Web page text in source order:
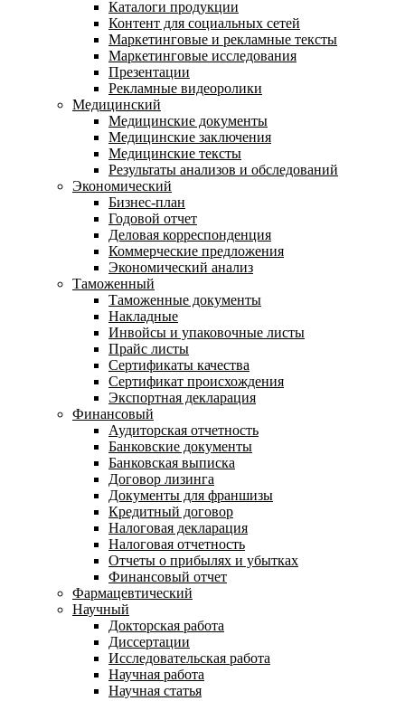
Каталоги продукции
Контент для социальных сетей
Маркетинговые и рекламные тексты
Маркетинговые исследования
Презентации
Рекламные видеоролики
Медицинский
Медицинские документы
Медицинские заключения
Медицинские тексты
Результаты анализов и обследований
Экономический
Бизнес-план
Годовой отчет
Деловая корреспонденция
Коммерческие предложения
Экономический анализ
Таможенный
Таможенные документы
Накладные
Инвойсы и упаковочные листы
Прайс листы
Сертификаты качества
Сертификат происхождения
Экспортная декларация
Финансовый
Аудиторская отчетность
Банковские документы
Банковская выписка
Договор лизинга
Документы для франшизы
Кредитный договор
Налоговая декларация
Налоговая отчетность
Отчеты о прибылях и убытках
Финансовый отчет
Фармацевтический
Научный
Докторская работа
Диссертации
Исследовательская работа
Научная работа
Научная статья